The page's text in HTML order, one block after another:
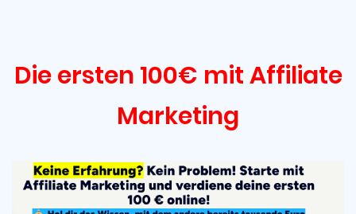
Die ersten 100€ mit Affiliate
Marketing